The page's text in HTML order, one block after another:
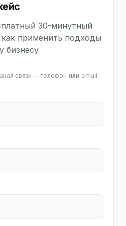
30-минутный
применить подходы
бизнесу
связи — телефон или email.